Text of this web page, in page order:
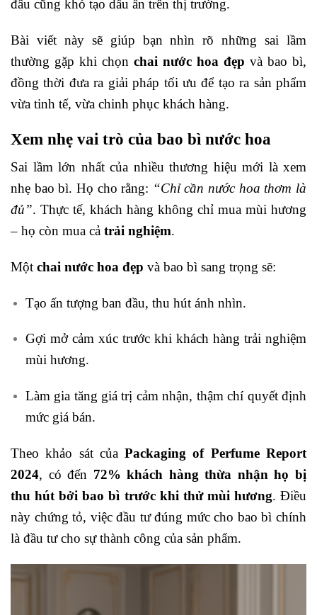
đâu cũng khó tạo dấu ấn trên thị trường.
Bài viết này sẽ giúp bạn nhìn rõ những sai lầm
thường gặp khi chọn chai nước hoa đẹp và bao bì,
đồng thời đưa ra giải pháp tối ưu để tạo ra sản phẩm
vừa tinh tế, vừa chinh phục khách hàng.
Xem nhẹ vai trò của bao bì nước hoa
Sai lầm lớn nhất của nhiều thương hiệu mới là xem
nhẹ bao bì. Họ cho rằng: “Chỉ cần nước hoa thơm là
đủ”. Thực tế, khách hàng không chỉ mua mùi hương
– họ còn mua cả trải nghiệm.
Một chai nước hoa đẹp và bao bì sang trọng sẽ:
Tạo ấn tượng ban đầu, thu hút ánh nhìn.
Gợi mở cảm xúc trước khi khách hàng trải nghiệm
mùi hương.
Làm gia tăng giá trị cảm nhận, thậm chí quyết định
mức giá bán.
Theo khảo sát củaPackaging of Perfume Report
2024, có đến 72% khách hàng thừa nhận họ bị
thu hút bởi bao bì trước khi thử mùi hương. Điều
này chứng tỏ, việc đầu tư đúng mức cho bao bì chính
là đầu tư cho sự thành công của sản phẩm.